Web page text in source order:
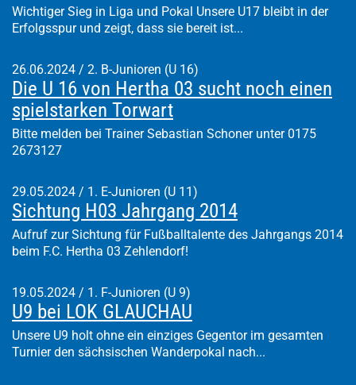
Wichtiger Sieg in Liga und Pokal Unsere U17 bleibt in der
Erfolgsspur und zeigt, dass sie bereit ist...
26.06.2024 / 2. B-Junioren (U 16)
Die U 16 von Hertha 03 sucht noch einen
spielstarken Torwart
Bitte melden bei Trainer Sebastian Schoner unter 0175
2673127
29.05.2024 / 1. E-Junioren (U 11)
Sichtung H03 Jahrgang 2014
Aufruf zur Sichtung für Fußballtalente des Jahrgangs 2014
beim F.C. Hertha 03 Zehlendorf!
19.05.2024 / 1. F-Junioren (U 9)
U9 bei LOK GLAUCHAU
Unsere U9 holt ohne ein einziges Gegentor im gesamten
Turnier den sächsischen Wanderpokal nach...